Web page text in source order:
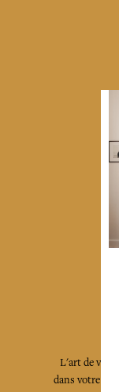
L'art de vivre
dans votre